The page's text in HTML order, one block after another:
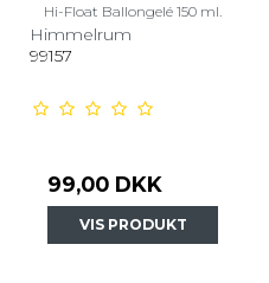
Hi-Float Ballongelé 150 ml.
Himmelrum
99157
99,00 DKK
VIS PRODUKT